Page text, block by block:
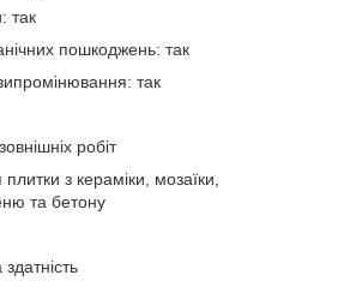
так
пошкоджень: так
так
робіт
з кераміки, мозаїки,
та бетону